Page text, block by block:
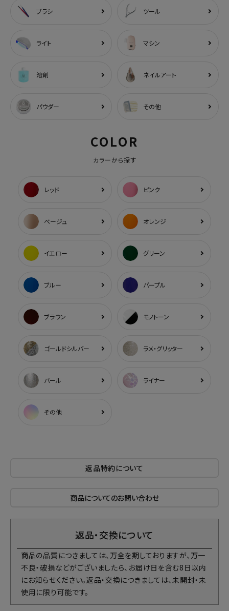
ブラシ ツール
ライト マシン
溶剤 ネイルアート
パウダー その他
COLOR
カラーから探す
レッド ピンク
ベージュ オレンジ
イエロー グリーン
ブルー パープル
ブラウン モノトーン
ゴールドシルバー ラメ・グリッター
パール ライナー
その他
返品特約について
商品についてのお問い合わせ
返品・交換について
商品の品質につきましては、万全を期しておりますが、万一
不良・破損などがございましたら、お届け日を含む8日以内
にお知らせください。返品・交換につきましては、未開封・未
使用に限り可能です。